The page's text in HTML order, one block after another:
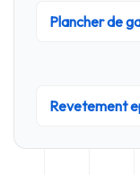
Plancher de
Revetement